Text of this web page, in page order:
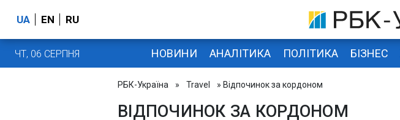
UA EN RU
ЧТ, 06 СЕРПНЯ НОВИНИ АНАЛІТИКА ПОЛІТИКА БІЗНЕС
РБК-Україна » Travel » Відпочинок за кордоном
ВІДПОЧИНОК ЗА КОРДОНОМ